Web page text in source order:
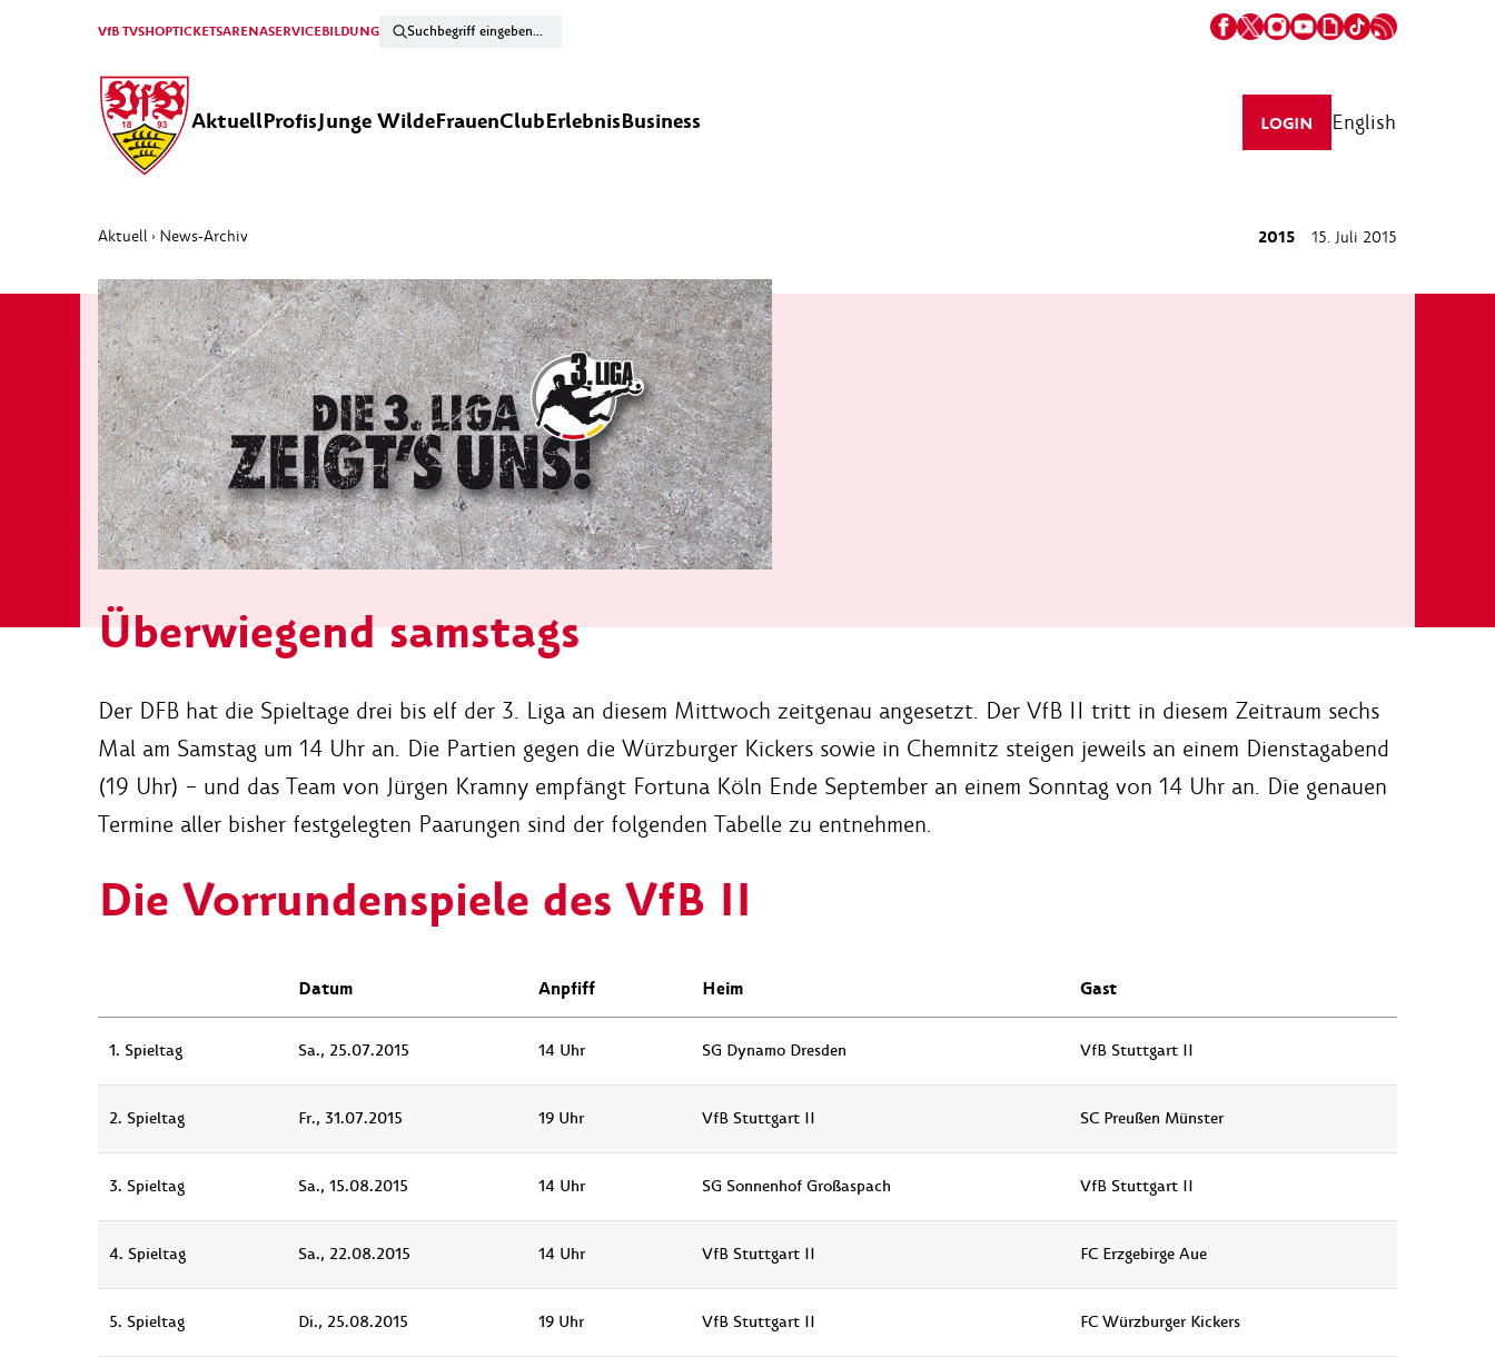
VfB TVSHOPTICKETSARENASERVICEBILDUNG
AktuellProfisJunge WildeFrauenClubErlebnisBusiness LOGIN English
Aktuell › News-Archiv 2015 15. Juli 2015
Überwiegend samstags
Der DFB hat die Spieltage drei bis elf der 3. Liga an diesem Mittwoch zeitgenau angesetzt. Der VfB II tritt in diesem Zeitraum sechs
Mal am Samstag um 14 Uhr an. Die Partien gegen die Würzburger Kickers sowie in Chemnitz steigen jeweils an einem Dienstagabend
(19 Uhr) – und das Team von Jürgen Kramny empfängt Fortuna Köln Ende September an einem Sonntag von 14 Uhr an. Die genauen
Termine aller bisher festgelegten Paarungen sind der folgenden Tabelle zu entnehmen.
Die Vorrundenspiele des VfB II
Datum Anpfiff Heim Gast
1. Spieltag Sa., 25.07.2015 14 Uhr SG Dynamo Dresden VfB Stuttgart II
2. Spieltag Fr., 31.07.2015 19 Uhr VfB Stuttgart II SC Preußen Münster
3. Spieltag Sa., 15.08.2015 14 Uhr SG Sonnenhof Großaspach VfB Stuttgart II
4. Spieltag Sa., 22.08.2015 14 Uhr VfB Stuttgart II FC Erzgebirge Aue
5. Spieltag Di., 25.08.2015 19 Uhr VfB Stuttgart II FC Würzburger Kickers